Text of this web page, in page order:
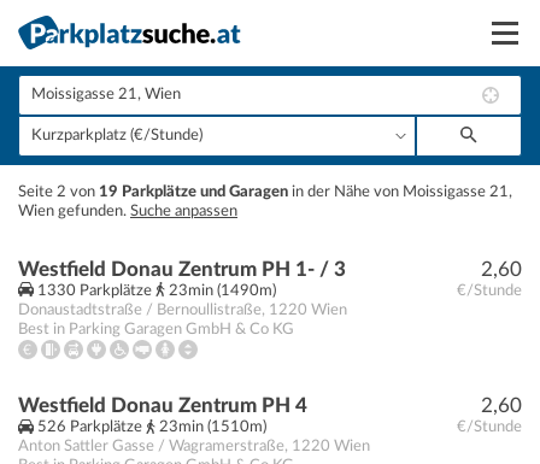
Suchen
Vermieten
Anmelden
Seite 2 von 19 Parkplätze und Garagen in der Nähe von Moissigasse 21,
Wien gefunden. Suche anpassen
2,60
€/Stunde
Westfield Donau Zentrum PH 1- / 3
1330 Parkplätze
23min (1490m)
Donaustadtstraße / Bernoullistraße, 1220 Wien
Best in Parking Garagen GmbH & Co KG
2,60
€/Stunde
Westfield Donau Zentrum PH 4
526 Parkplätze
23min (1510m)
Anton Sattler Gasse / Wagramerstraße, 1220 Wien
+